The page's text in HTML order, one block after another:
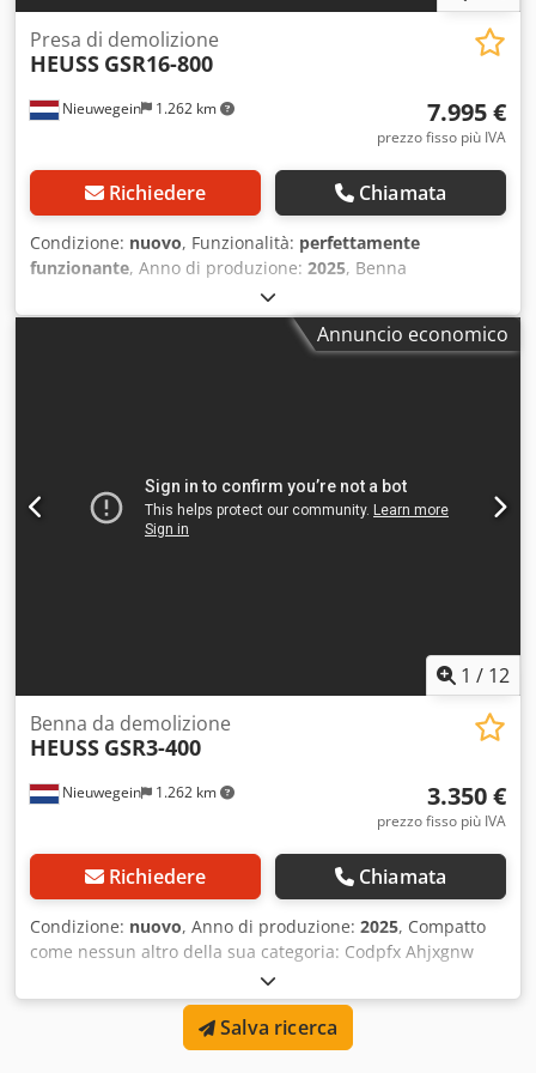
Nieuwegein 1.262 km
Presa di demolizione
HEUSS GSR16-800
7.995 €
prezzo fisso più IVA
Richiedere Chiamata
Condizione: nuovo, Funzionalità: perfettamente
funzionante, Anno di produzione: 2025, Benna
selezionatrice e da demolizione Heuss GSR16-800 Per
escavatore fino a 16 tonnellate Csdew Hf Ugspfx Ahrorf
Inclusa attrezzatura di attacco a scelta (CW30, MS10, S-link,
Annuncio economico
1 / 12
Nieuwegein 1.262 km
Benna da demolizione
HEUSS GSR3-400
3.350 €
prezzo fisso più IVA
Richiedere Chiamata
Condizione: nuovo, Anno di produzione: 2025, Compatto
come nessun altro della sua categoria: Codpfx Ahjxgnw
Iorjrf Benna demolitore & selezionatrice Heuss GSR3-400
Adatta per escavatore da 3 ton Attacco (CW05, MS01 ecc)
incluso nel prezzo. Rotatore con ralla/hidromotore
integrato. Completamente realizzata in HARDOX 400 e
Salva ricerca